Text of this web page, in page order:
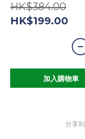
HK$384.00
HK$199.00
加入購物車
分享到